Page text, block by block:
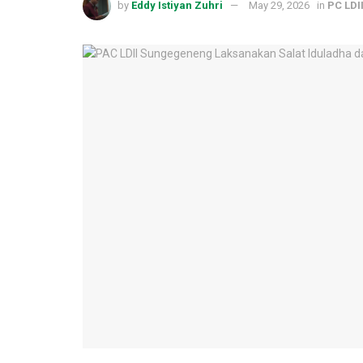
by Eddy Istiyan Zuhri May 29, 2026 in PC LDII